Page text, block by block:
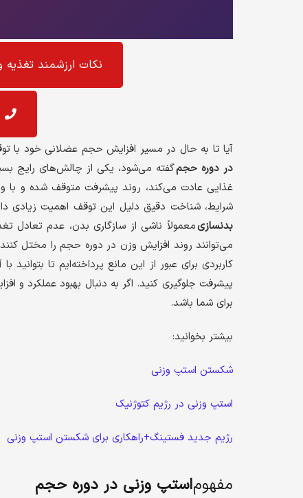
نکات ارزشمند
آیا تا به حال در مسیر افزایش حجم عضلانی خود با
در دوره حجمگفته می‌شود، یکی از چالش‌های رایج
غذایی عادت می‌کند، روند پیشرفت متوقف شده و
شرایط، شناخت دقیق دلیل این توقف اهمیت زیادی
بدنسازیمعمولاً ناشی از سازگاری بدن، عدم تعادل
می‌توانند روند افزایش وزن در دوره حجم را مختل
کاربردی برای عبور از این مانع پرداخته‌ایم تا
پیشرفت جلوگیری کنید. اگر به دنبال بهبود عملکرد
برای شما باشد.
بیشتر بخوانید:
شکستن استپ وزنی
استپ وزنی در رژیم کتوژنیک
رژیم جدید فستینگ+راهکاری برای شکستن استپ وزنی
مفهوماستپ وزنی در دوره حجم